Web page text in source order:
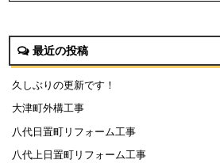
最近の投稿
久しぶりの更新です！
大津町外構工事
八代日置町リフォーム工事
八代上日置町リフォーム工事